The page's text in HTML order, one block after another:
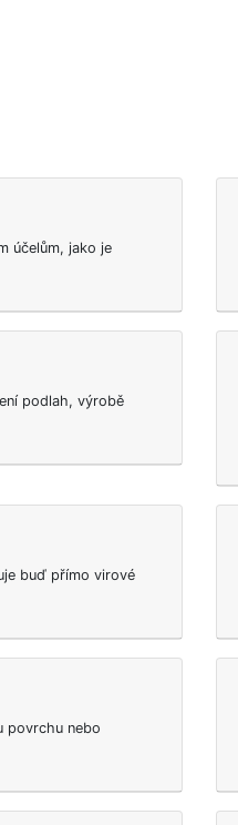
účelům, jako je
podlah, výrobě
buď přímo virové
povrchu nebo